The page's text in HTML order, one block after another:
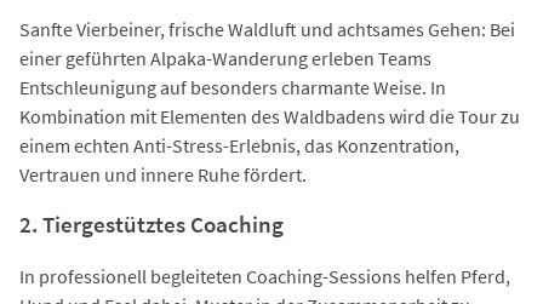
Sanfte Vierbeiner, frische Waldluft und achtsames Gehen: Bei
einer geführten Alpaka-Wanderung erleben Teams
Entschleunigung auf besonders charmante Weise. In
Kombination mit Elementen des Waldbadens wird die Tour zu
einem echten Anti-Stress-Erlebnis, das Konzentration,
Vertrauen und innere Ruhe fördert.
2. Tiergestütztes Coaching
In professionell begleiteten Coaching-Sessions helfen Pferd,